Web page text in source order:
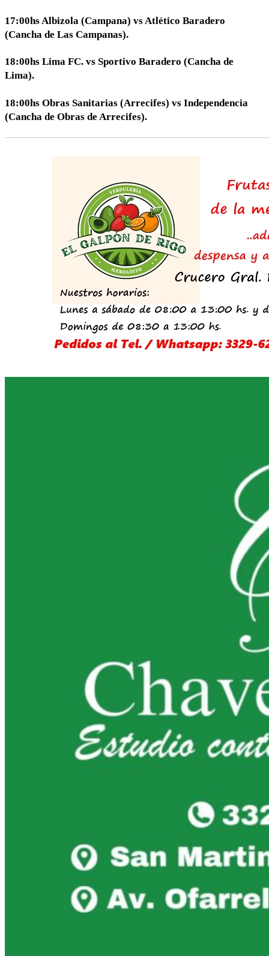
17:00hs Albizola (Campana) vs Atlético Baradero
(Cancha de Las Campanas).
18:00hs Lima FC. vs Sportivo Baradero (Cancha de
Lima).
18:00hs Obras Sanitarias (Arrecifes) vs Independencia
(Cancha de Obras de Arrecifes).